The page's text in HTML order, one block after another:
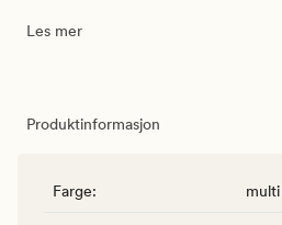
Les mer
Produktinformasjon
Farge: